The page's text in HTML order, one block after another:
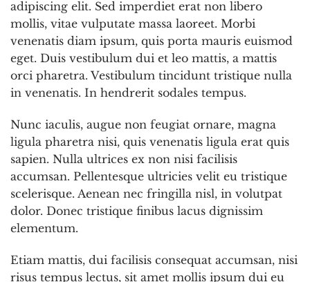
adipiscing elit. Sed imperdiet erat non libero
mollis, vitae vulputate massa laoreet. Morbi
venenatis diam ipsum, quis porta mauris euismod
eget. Duis vestibulum dui et leo mattis, a mattis
orci pharetra. Vestibulum tincidunt tristique nulla
in venenatis. In hendrerit sodales tempus.
Nunc iaculis, augue non feugiat ornare, magna
ligula pharetra nisi, quis venenatis ligula erat quis
sapien. Nulla ultrices ex non nisi facilisis
accumsan. Pellentesque ultricies velit eu tristique
scelerisque. Aenean nec fringilla nisl, in volutpat
dolor. Donec tristique finibus lacus dignissim
elementum.
Etiam mattis, dui facilisis consequat accumsan, nisi
risus tempus lectus, sit amet mollis ipsum dui eu